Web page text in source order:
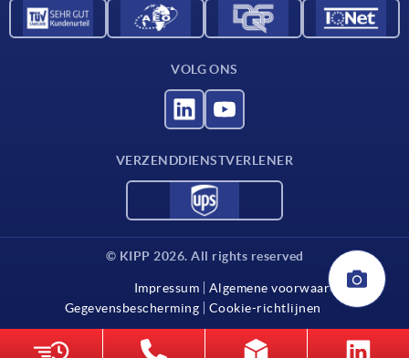
VOLG ONS
VERZENDDIENSTVERLENER
© KIPP 2026. All rights reserved
Impressum
Algemene voorwaarden
Gegevensbescherming
Cookie-richtlijnen